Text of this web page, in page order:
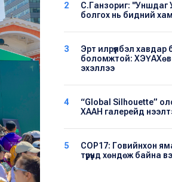
2
С.Ганзориг: "Уншдаг
болгох нь бидний
3
Эрт илрүүлбэл хавдар
боломжтой:
эхэллээ
4
“Global Silhouette”
ХААН галерейд
5
COP17: Говийнхон
түрүүнд хөндөж байна